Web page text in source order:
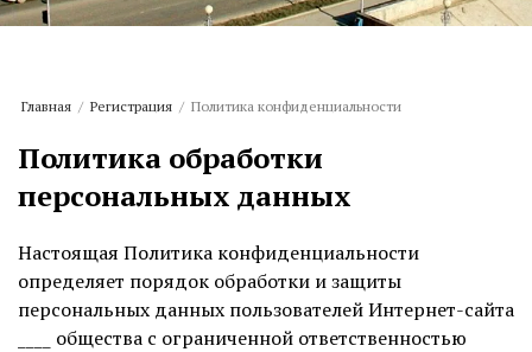
Главная / Регистрация / Политика конфиденциальности
Политика обработки
персональных данных
Настоящая Политика конфиденциальности
определяет порядок обработки и защиты
персональных данных пользователей Интернет-сайта
____ общества с ограниченной ответственностью